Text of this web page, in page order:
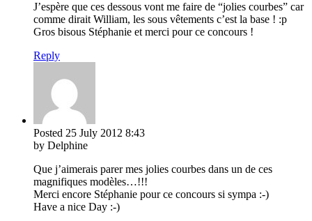
J’espère que ces dessous vont me faire de “jolies courbes” car
comme dirait William, les sous vêtements c’est la base ! :p
Gros bisous Stéphanie et merci pour ce concours !
Reply
Posted 25 July 2012 8:43
by Delphine
Que j’aimerais parer mes jolies courbes dans un de ces
magnifiques modèles…!!!
Merci encore Stéphanie pour ce concours si sympa :-)
Have a nice Day :-)